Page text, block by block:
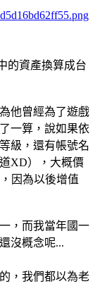
的資產換算成台
他曾經為了遊戲
一算，說如果依
級，還有帳號名
XD），大概價
因為以後增值
，而我當年國一
沒概念呢...
，我們都以為老